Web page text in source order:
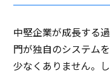
中堅企業が成長する
門が独自のシステム
少なくありません。